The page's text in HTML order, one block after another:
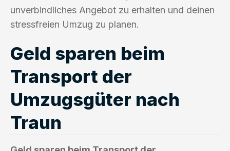
unverbindliches Angebot zu erhalten und deinen
stressfreien Umzug zu planen.
Geld sparen beim
Transport der
Umzugsgüter nach
Traun